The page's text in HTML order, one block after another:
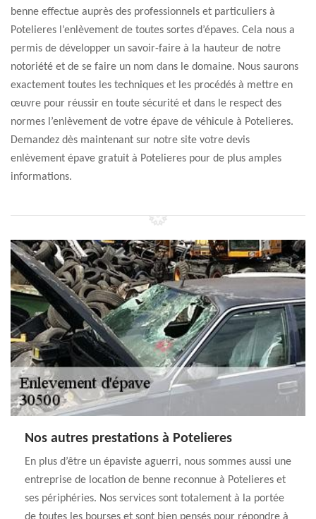
benne effectue auprès des professionnels et particuliers à
Potelieres l’enlèvement de toutes sortes d’épaves. Cela nous a
permis de développer un savoir-faire à la hauteur de notre
notoriété et de se faire un nom dans le domaine. Nous saurons
exactement toutes les techniques et les procédés à mettre en
œuvre pour réussir en toute sécurité et dans le respect des
normes l’enlèvement de votre épave de véhicule à Potelieres.
Demandez dès maintenant sur notre site votre devis
enlèvement épave gratuit à Potelieres pour de plus amples
informations.
Nos autres prestations à Potelieres
En plus d’être un épaviste aguerri, nous sommes aussi une
entreprise de location de benne reconnue à Potelieres et
ses périphéries. Nos services sont totalement à la portée